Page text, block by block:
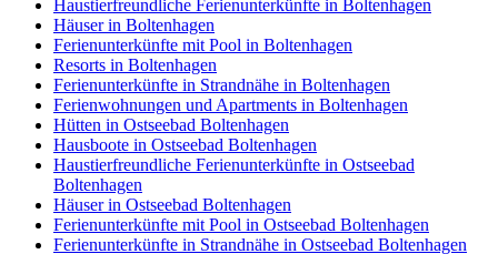
Haustierfreundliche Ferienunterkünfte in Boltenhagen
Häuser in Boltenhagen
Ferienunterkünfte mit Pool in Boltenhagen
Resorts in Boltenhagen
Ferienunterkünfte in Strandnähe in Boltenhagen
Ferienwohnungen und Apartments in Boltenhagen
Hütten in Ostseebad Boltenhagen
Hausboote in Ostseebad Boltenhagen
Haustierfreundliche Ferienunterkünfte in Ostseebad
Boltenhagen
Häuser in Ostseebad Boltenhagen
Ferienunterkünfte mit Pool in Ostseebad Boltenhagen
Ferienunterkünfte in Strandnähe in Ostseebad Boltenhagen